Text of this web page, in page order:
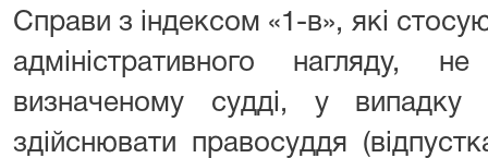
Справи з індексом «1-в», які
адміністративного нагляду,
визначеному судді, у випадку
здійснювати правосуддя